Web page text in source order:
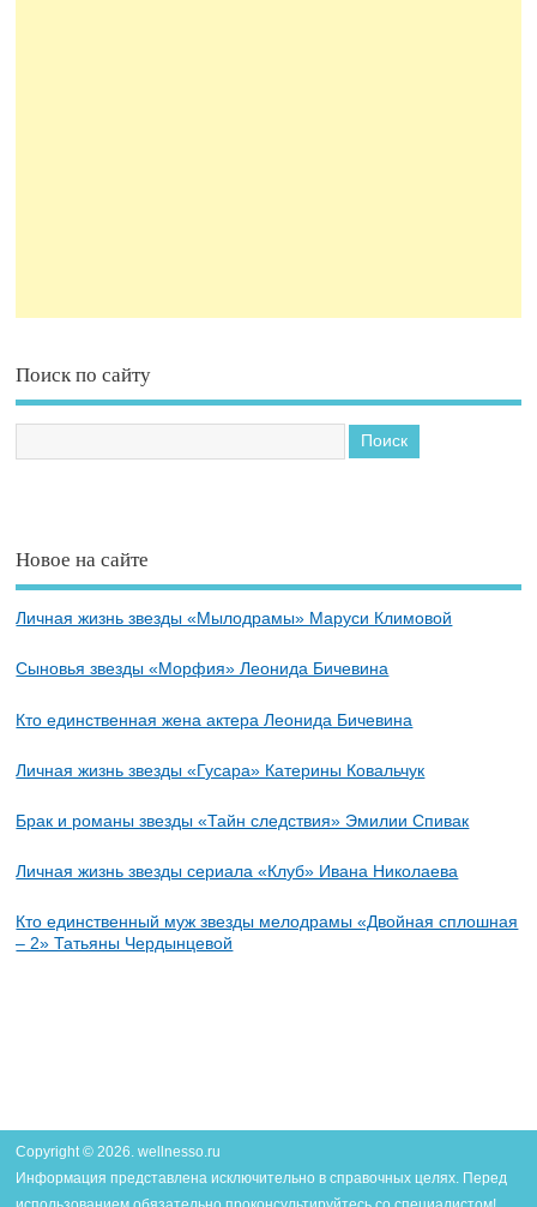
Поиск по сайту
Новое на сайте
Личная жизнь звезды «Мылодрамы» Маруси Климовой
Сыновья звезды «Морфия» Леонида Бичевина
Кто единственная жена актера Леонида Бичевина
Личная жизнь звезды «Гусара» Катерины Ковальчук
Брак и романы звезды «Тайн следствия» Эмилии Спивак
Личная жизнь звезды сериала «Клуб» Ивана Николаева
Кто единственный муж звезды мелодрамы «Двойная сплошная
– 2» Татьяны Чердынцевой
Copyright © 2026. wellnesso.ru
Информация представлена исключительно в справочных целях. Перед